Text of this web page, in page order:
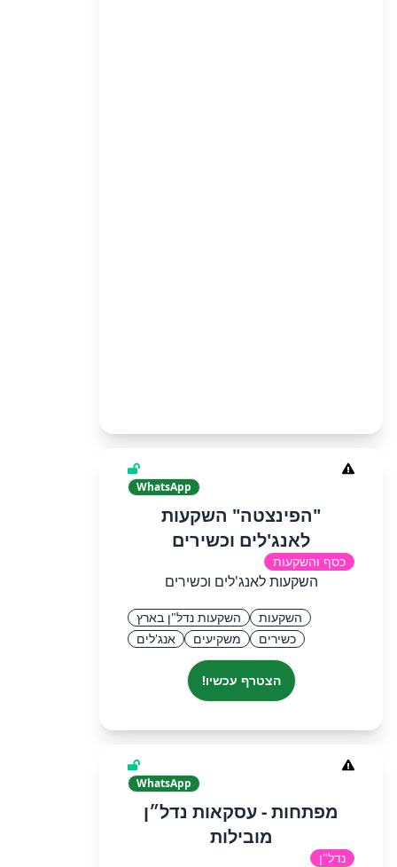
WhatsApp
"הפינצטה" השקעות
לאנג'לים וכשירים
כסף והשקעות
השקעות לאנג'לים וכשירים
השקעות
השקעות נדל"ן בארץ
כשירים
משקיעים אנג'לים
הצטרף עכשיו!
WhatsApp
מפתחות - עסקאות נדל״ן
מובילות
נדל"ן